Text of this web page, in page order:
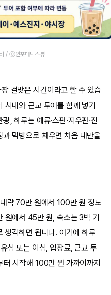
/ ⓒ인포매틱스뷰
걸맞은 시간이라고 할 수 있습
시내와 근교 투어를 함께 넣기
, 하루는 예류·스펀·지우펀·진
먹방으로 채우면 처음 대만을
략 70만 원에서 100만 원 정도
원에서 45만 원, 숙소는 3박 기
생각하면 됩니다. 여기에 하루
심 또는 이심, 입장료, 근교 투
시작해 100만 원 가까이까지